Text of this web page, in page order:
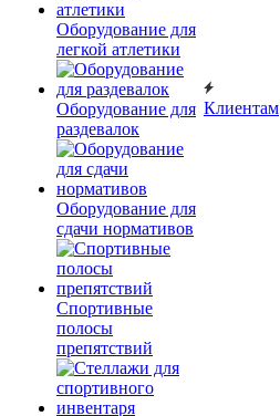
Оборудование для
легкой атлетики
Оборудование для
раздевалок
Оборудование для
сдачи нормативов
Спортивные
полосы
препятствий
Клиентам